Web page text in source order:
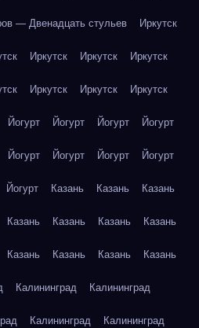
— Двенадцать стульев Иркутск
Иркутск Иркутск Иркутск
Иркутск Иркутск Иркутск
Йогурт Йогурт Йогурт Йогурт
Йогурт Йогурт Йогурт Йогурт
Йогурт Казань Казань Казань
Казань Казань Казань Казань
Казань Казань Казань Казань
Калининград Калининград
Калининград Калининград